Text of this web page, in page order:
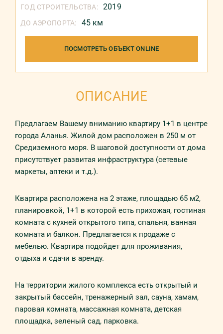
ГОД СТРОИТЕЛЬСТВА: 2019
ДО АЭРОПОРТА: 45 км
ПОСМОТРЕТЬ ОБЪЕКТ ONLINE
ОПИСАНИЕ
Предлагаем Вашему вниманию квартиру 1+1 в центре
города Аланья. Жилой дом расположен в 250 м от
Средиземного моря. В шаговой доступности от дома
присутствует развитая инфраструктура (сетевые
маркеты, аптеки и т.д.).
Квартира расположена на 2 этаже, площадью 65 м2,
планировкой, 1+1 в которой есть прихожая, гостиная
комната с кухней открытого типа, спальня, ванная
комната и балкон. Предлагается к продаже c
мебелью. Квартира подойдет для проживания,
отдыха и сдачи в аренду.
На территории жилого комплекса есть открытый и
закрытый бассейн, тренажерный зал, сауна, хамам,
паровая комната, массажная комната, детская
площадка, зеленый сад, парковка.